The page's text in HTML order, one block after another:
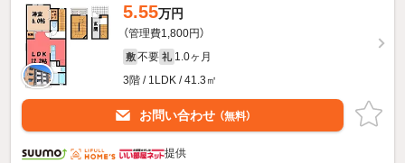
5.55万円
（管理費1,800円）
敷 不要 礼 1.0ヶ月
3階 / 1LDK / 41.3㎡
お問い合わせ （無料）
提供